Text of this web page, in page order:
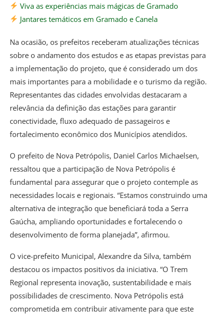
Viva as experiências mais mágicas de Gramado
Jantares temáticos em Gramado e Canela
Na ocasião, os prefeitos receberam atualizações técnicas
sobre o andamento dos estudos e as etapas previstas para
a implementação do projeto, que é considerado um dos
mais importantes para a mobilidade e o turismo da região.
Representantes das cidades envolvidas destacaram a
relevância da definição das estações para garantir
conectividade, fluxo adequado de passageiros e
fortalecimento econômico dos Municípios atendidos.
O prefeito de Nova Petrópolis, Daniel Carlos Michaelsen,
ressaltou que a participação de Nova Petrópolis é
fundamental para assegurar que o projeto contemple as
necessidades locais e regionais. “Estamos construindo uma
alternativa de integração que beneficiará toda a Serra
Gaúcha, ampliando oportunidades e fortalecendo o
desenvolvimento de forma planejada”, afirmou.
O vice-prefeito Municipal, Alexandre da Silva, também
destacou os impactos positivos da iniciativa. “O Trem
Regional representa inovação, sustentabilidade e mais
possibilidades de crescimento. Nova Petrópolis está
comprometida em contribuir ativamente para que este